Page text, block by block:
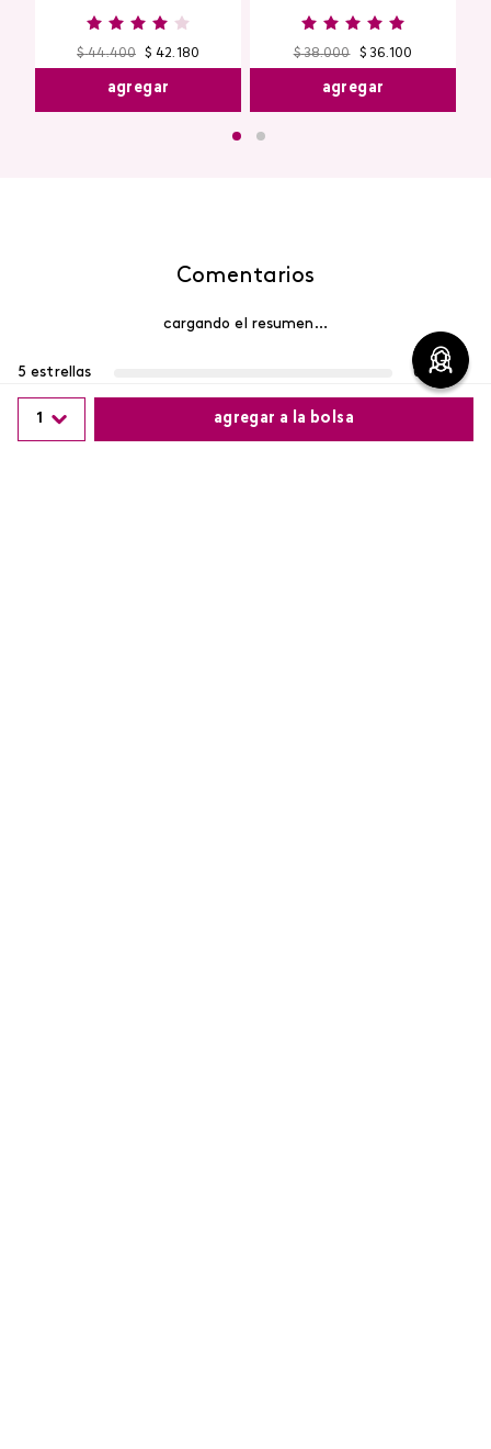
1 agregar a la bolsa
$ 44.400 $ 42.180
agregar
$ 38.000 $ 36.100
agregar
Comentarios
cargando el resumen…
5 estrellas
0%
4 estrellas
0%
3 estrellas